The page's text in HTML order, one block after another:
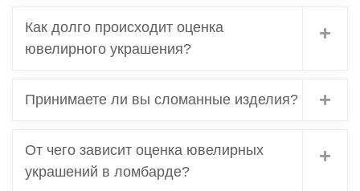
Как долго происходит оценка
От чего зависит оценка ювелирных